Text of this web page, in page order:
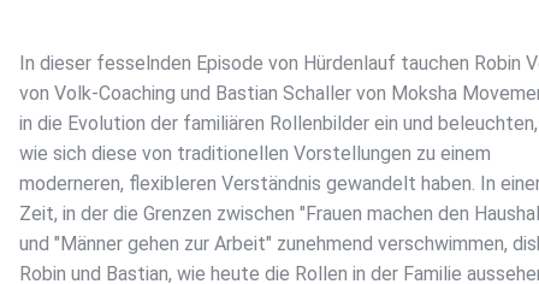
In dieser fesselnden Episode von Hürdenlauf tauchen Robin
von Volk-Coaching und Bastian Schaller von Moksha
in die Evolution der familiären Rollenbilder ein und beleuchten,
wie sich diese von traditionellen Vorstellungen zu einem
moderneren, flexibleren Verständnis gewandelt haben. In
Zeit, in der die Grenzen zwischen "Frauen machen den
und "Männer gehen zur Arbeit" zunehmend verschwimmen,
Robin und Bastian, wie heute die Rollen in der Familie